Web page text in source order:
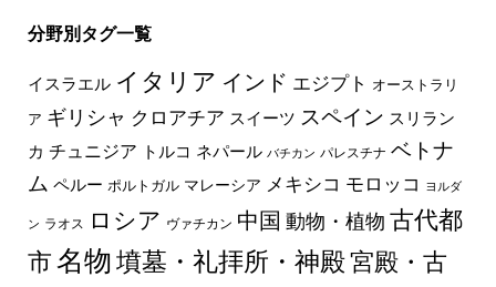
分野別タグ一覧
イスラエル イタリア インド エジプト オーストラリ
ア ギリシャ クロアチア スイーツ スペイン スリラン
カ チュニジア トルコ ネパール バチカン パレスチナ ベトナ
ム ペルー ポルトガル マレーシア メキシコ モロッコ ヨルダ
ン ラオス ロシア ヴァチカン 中国 動物・植物 古代都
市 名物 墳墓・礼拝所・神殿宮殿・古